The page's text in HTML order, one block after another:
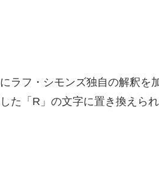
ラフ・シモンズ独自の解釈
た「R」の文字に置き換えられ